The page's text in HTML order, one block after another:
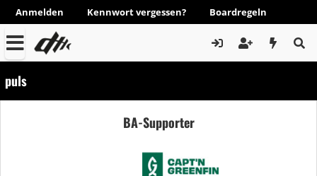
Anmelden Kennwort vergessen? Boardregeln
puls
BA-Supporter